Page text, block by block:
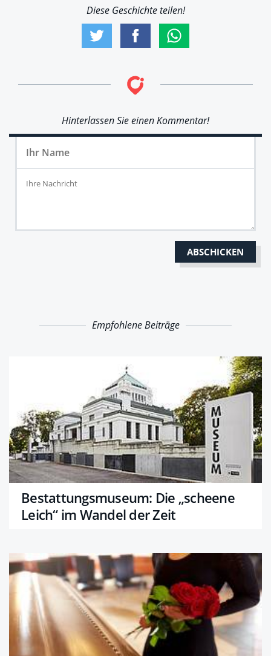
Diese Geschichte teilen!
Hinterlassen Sie einen Kommentar!
Empfohlene Beiträge
Bestattungsmuseum: Die „scheene
Leich“ im Wandel der Zeit